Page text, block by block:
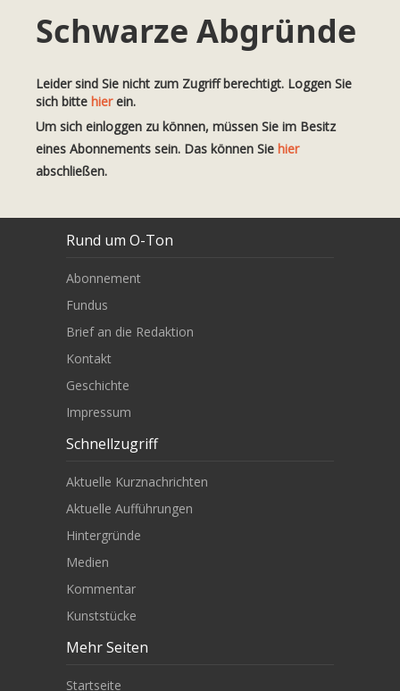
Schwarze Abgründe
Leider sind Sie nicht zum Zugriff berechtigt. Loggen Sie
sich bitte hierein.
Um sich einloggen zu können, müssen Sie im Besitz
eines Abonnements sein. Das können Sie hier
abschließen.
Rund um O-Ton
Abonnement
Fundus
Brief an die Redaktion
Kontakt
Geschichte
Impressum
Schnellzugriff
Aktuelle Kurznachrichten
Aktuelle Aufführungen
Hintergründe
Medien
Kommentar
Kunststücke
Mehr Seiten
Startseite